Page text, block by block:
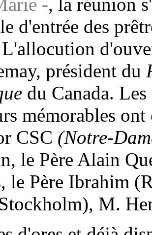
d'entrée des
président du
du Canada.
mémorables ont
CSC (Notre-
le Père Alain
le Père Ibrahim
M.